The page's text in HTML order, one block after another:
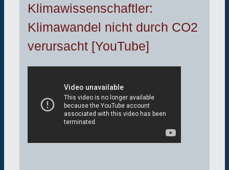
Klimawissenschaftler:
Klimawandel nicht durch CO2
verursacht [YouTube]